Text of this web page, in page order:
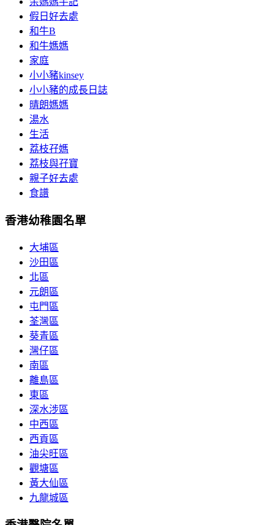
假日好去處
和牛B
和牛媽媽
家庭
小小豬kinsey
小小豬的成長日誌
晴朗媽媽
湯水
生活
荔枝孖媽
荔枝與孖寶
親子好去處
食譜
香港幼稚園名單
大埔區
沙田區
北區
元朗區
屯門區
荃灣區
葵青區
灣仔區
南區
離島區
東區
深水涉區
中西區
西貢區
油尖旺區
觀塘區
黃大仙區
九龍城區